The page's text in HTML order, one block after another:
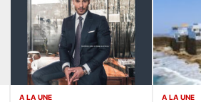
A LA UNE A LA UNE